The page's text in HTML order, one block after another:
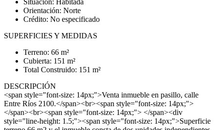
Situación: Habitada
Orientación: Norte
Crédito: No especificado
SUPERFICIES Y MEDIDAS
Terreno: 66 m²
Cubierta: 151 m²
Total Construido: 151 m²
DESCRIPCIÓN
<span style="font-size: 14px;">Venta inmueble en pasillo, calle
Entre Ríos 2100.</span><br><span style="font-size: 14px;">
</span><br><span style="font-size: 14px;"> </span><div
style="line-height: 1.5;"><span style="font-size: 14px;">Superficie